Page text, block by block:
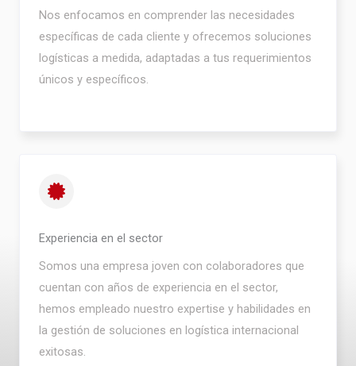
Nos enfocamos en comprender las necesidades
específicas de cada cliente y ofrecemos soluciones
logísticas a medida, adaptadas a tus requerimientos
únicos y específicos.
Experiencia en el sector
Somos una empresa joven con colaboradores que
cuentan con años de experiencia en el sector,
hemos empleado nuestro expertise y habilidades en
la gestión de soluciones en logística internacional
exitosas.